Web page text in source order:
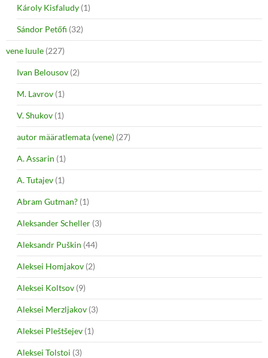
Károly Kisfaludy (1)
Sándor Petőfi (32)
vene luule (227)
Ivan Belousov (2)
M. Lavrov (1)
V. Shukov (1)
autor määratlemata (vene) (27)
A. Assarin (1)
A. Tutajev (1)
Abram Gutman? (1)
Aleksander Scheller (3)
Aleksandr Puškin (44)
Aleksei Homjakov (2)
Aleksei Koltsov (9)
Aleksei Merzljakov (3)
Aleksei Pleštšejev (1)
Aleksei Tolstoi (3)